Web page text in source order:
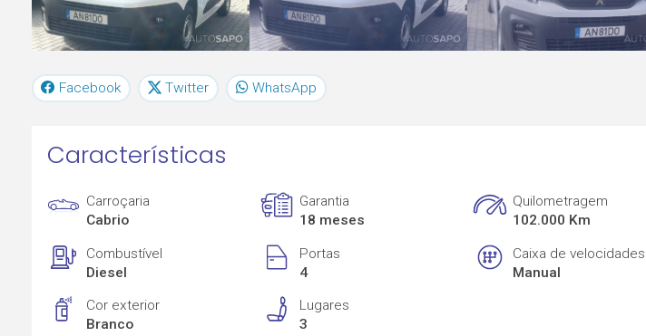
Facebook Twitter WhatsApp
Características
Carroçaria
Cabrio
Garantia
18 meses
Quilometragem
102.000 Km
Combustível
Diesel
Portas
4
Caixa de velocidades
Manual
Cor exterior
Branco
Lugares
3